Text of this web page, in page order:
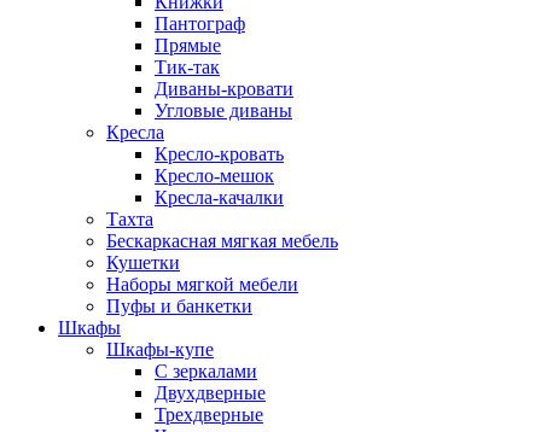
Пантограф
Прямые
Тик-так
Диваны-кровати
Угловые диваны
Кресла
Кресло-кровать
Кресло-мешок
Кресла-качалки
Тахта
Бескаркасная мягкая мебель
Кушетки
Наборы мягкой мебели
Пуфы и банкетки
Шкафы
Шкафы-купе
С зеркалами
Двухдверные
Трехдверные